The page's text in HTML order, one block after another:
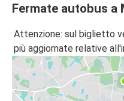
Fermate autobus a
Attenzione: sul biglietto
più aggiornate relative